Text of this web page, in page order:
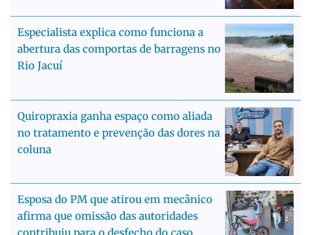
Especialista explica como funciona a
abertura das comportas de barragens no
Rio Jacuí
Quiropraxia ganha espaço como aliada
no tratamento e prevenção das dores na
coluna
Esposa do PM que atirou em mecânico
afirma que omissão das autoridades